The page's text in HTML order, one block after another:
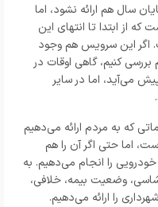
سال هم ارائه نشود، اما
از ابتدا تا انتهای این
اگر این سرویس هم وجود
بررسی کنیم، گاهی اوقات در
می‌آید، اما در سایر
که به مردم ارائه می‌دهیم
اما حتی اگر آن را هم
را انجام می‌دهیم. به
وضعیت بیمه، خلافی،
را ارائه می‌دهیم.